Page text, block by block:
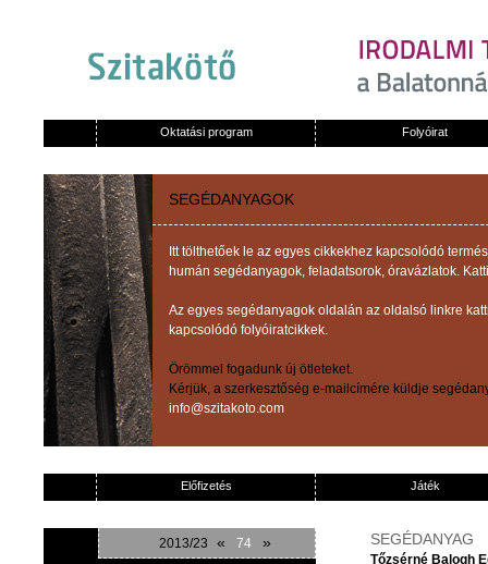
Oktatási program Folyóirat
SEGÉDANYAGOK
Itt tölthetőek le az egyes cikkekhez kapcsolódó
humán segédanyagok, feladatsorok, óravázlatok.
Az egyes segédanyagok oldalán az oldalsó linkre
kapcsolódó folyóiratcikkek.
Örömmel fogadunk új ötleteket.
Kérjük, a szerkesztőség e-mailcímére küldje
info@szitakoto.com
Előfizetés Játék
2013/23 « 74 » SEGÉDANYAG
Tőzsérné Balogh